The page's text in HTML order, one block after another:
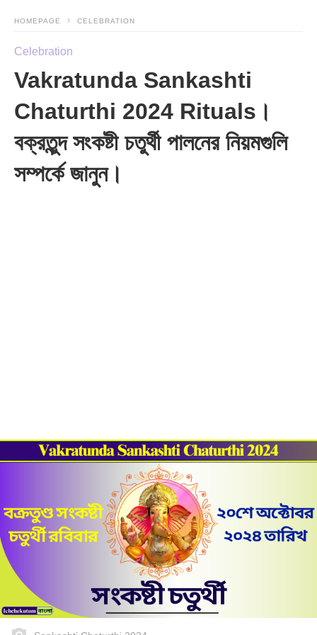
HOMEPAGE CELEBRATION
Celebration
Vakratunda Sankashti
Chaturthi 2024 Rituals।
বক্রতুন্দ সংকষ্টী চতুর্থী পালনের নিয়মগুলি
সম্পর্কে জানুন।